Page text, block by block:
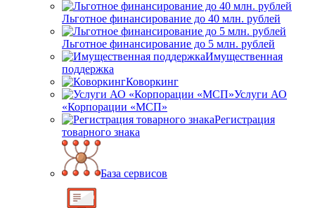
Льготное финансирование до 40 млн. рублей
Льготное финансирование до 5 млн. рублей
Имущественная
поддержка
Коворкинг
Услуги АО
«Корпорации «МСП»
Регистрация
товарного знака
База сервисов